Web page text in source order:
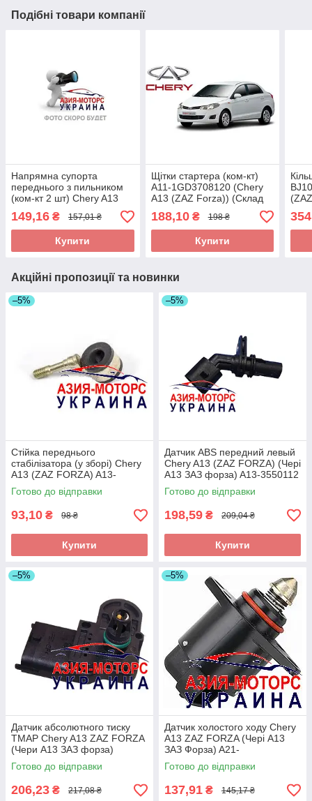
Подібні товари компанії
Напрямна супорта
переднього з пильником
(ком-кт 2 шт) Chery A13
(ZAZ Forza) Чері Форза)
A13-XLB3501067 (Склад
ASM-UKR)
149,16 ₴ 157,01 ₴
Купити
Щітки стартера (ком-кт)
A11-1GD3708120 (Chery
A13 (ZAZ Forza)) (Склад
ASM-UKR)
188,10₴ 198 ₴
Купити
Акційні пропозиції та новинки
–5%
Стійка переднього
стабілізатора (у зборі) Chery
A13 (ZAZ FORZA) A13-
2906020
Готово до відправки
93,10 ₴ 98 ₴
Купити
–5%
Датчик ABS передний левый
Chery A13 (ZAZ FORZA) (Чері
А13 ЗАЗ форза) A13-3550112
Готово до відправки
198,59 ₴ 209,04 ₴
Купити
–5%
Датчик абсолютного тиску
TMAP Chery A13 ZAZ FORZA
(Чери А13 ЗАЗ форза)
480ED-1008060
Готово до відправки
206,23 ₴ 217,08 ₴
–5%
Датчик холостого ходу Chery
A13 ZAZ FORZA (Чері А13
ЗАЗ Форза) A21-
BJ1129011DA
Готово до відправки
137,91 ₴ 145,17 ₴